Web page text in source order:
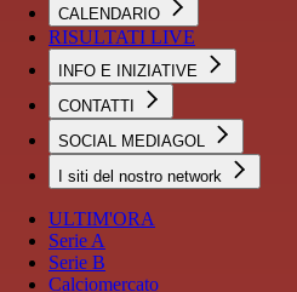
CALENDARIO
RISULTATI LIVE
INFO E INIZIATIVE
CONTATTI
SOCIAL MEDIAGOL
I siti del nostro network
ULTIM'ORA
Serie A
Serie B
Calciomercato